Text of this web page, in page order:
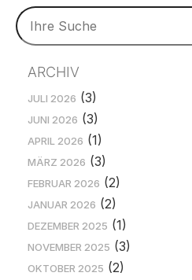
ARCHIV
JULI 2026 (3)
JUNI 2026 (3)
APRIL 2026 (1)
MÄRZ 2026 (3)
FEBRUAR 2026 (2)
JANUAR 2026 (2)
DEZEMBER 2025 (1)
NOVEMBER 2025 (3)
OKTOBER 2025 (2)